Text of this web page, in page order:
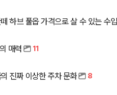
매력 11
진짜 이상한 주차 문화 8